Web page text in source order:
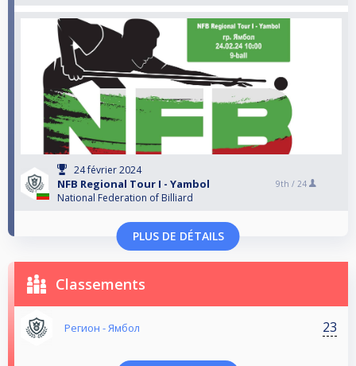
24 février 2024
NFB Regional Tour I - Yambol
National Federation of Billiard
9th / 24
PLUS DE DÉTAILS
Classements
Регион - Ямбол 23